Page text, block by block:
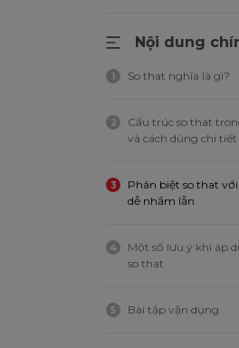
Nội dung
1 So that nghĩa là gì?
2
Cấu trúc so that
và cách dùng chi tiết
3
Phân biệt so that
dễ nhầm lẫn
4
Một số lưu ý khi áp
so that
5 Bài tập vận dụng